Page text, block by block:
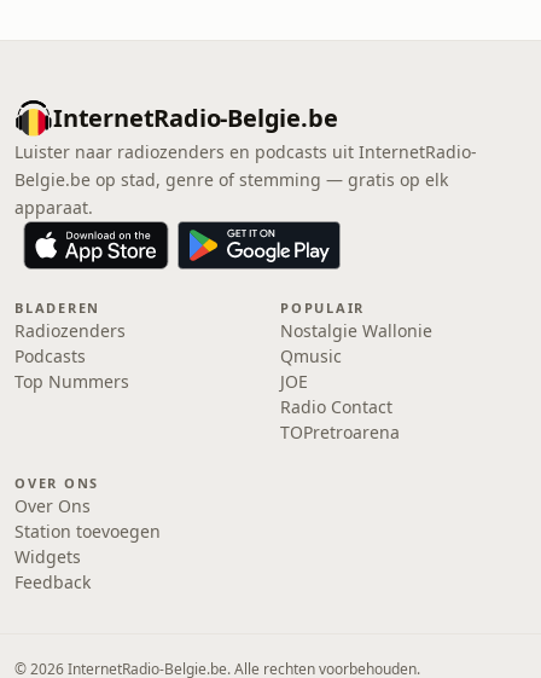
InternetRadio-Belgie.be
Luister naar radiozenders en podcasts uit InternetRadio-
Belgie.be op stad, genre of stemming — gratis op elk
apparaat.
BLADEREN
Radiozenders
Podcasts
Top Nummers
POPULAIR
Nostalgie Wallonie
Qmusic
JOE
Radio Contact
TOPretroarena
OVER ONS
Over Ons
Station toevoegen
Widgets
Feedback
© 2026 InternetRadio-Belgie.be. Alle rechten voorbehouden.